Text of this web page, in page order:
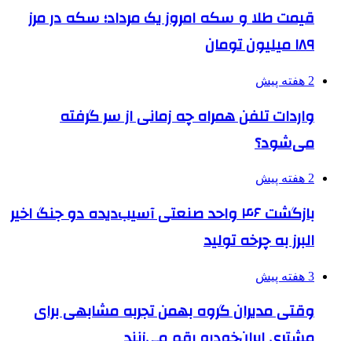
قیمت طلا و سکه امروز یک مرداد؛ سکه در مرز
۱۸۹ میلیون تومان
2 هفته پیش
واردات تلفن همراه چه زمانی از سر گرفته
می‌شود؟
2 هفته پیش
بازگشت ۴۶ واحد صنعتی آسیب‌دیده دو جنگ اخیر
البرز به چرخه تولید
3 هفته پیش
وقتی مدیران گروه بهمن تجربه مشابهی برای